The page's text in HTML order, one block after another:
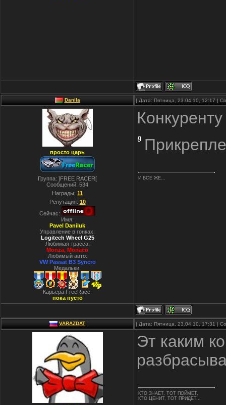
Danila | Дата: Пятница, 23.04.10, 12:17 |
просто царь
Группа: ]FREE RACER[
Сообщений: 534
Награды: 11
Репутация: 10
Сейчас:
Имя:
Pavel Daniluk
Управление в гонках:
Logitech Wheel G25
Любимая трасса:
Monza, Monaco
Любимый авто:
VW Passat B3 Syncro
Медальки:
Карьера FreeRace:
пока пусто
Конкуренту
И ВСЕ ЖЕ...
VARAZDAT | Дата: Пятница, 23.04.10, 17:31 |
Эт каким
КТО ЗНАЕТ, ТОТ ПОЙМЕТ,
КТО ЦЕНИТ, ТОТ ПРИДЕТ...